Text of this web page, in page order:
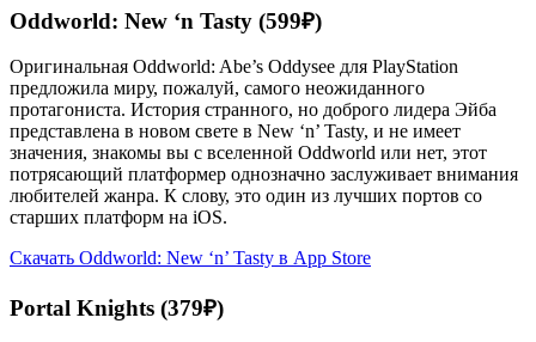
Oddworld: New ‘n Tasty (599₽)
Оригинальная Oddworld: Abe’s Oddysee для PlayStation
предложила миру, пожалуй, самого неожиданного
протагониста. История странного, но доброго лидера Эйба
представлена в новом свете в New ‘n’ Tasty, и не имеет
значения, знакомы вы с вселенной Oddworld или нет, этот
потрясающий платформер однозначно заслуживает внимания
любителей жанра. К слову, это один из лучших портов со
старших платформ на iOS.
Скачать Oddworld: New ‘n’ Tasty в App Store
Portal Knights (379₽)